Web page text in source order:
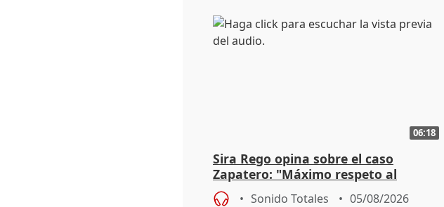
06:18
Sira Rego opina sobre el caso
Zapatero: "Máximo respeto al
proceso judicial"
Sonido Totales 05/08/2026